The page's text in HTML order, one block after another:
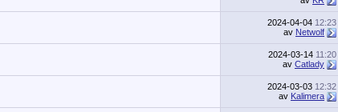
2024-04-04 12:23
av Netwolf
2024-03-14 11:20
av Catlady
2024-03-03 12:32
av Kalimera